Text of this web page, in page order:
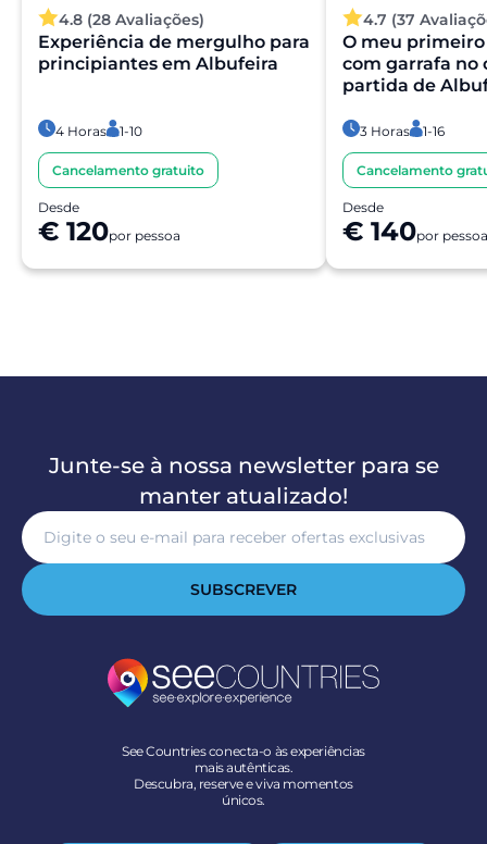
4.8 (28 Avaliações)
Experiência de mergulho para
principiantes em Albufeira
4 Horas 1-10
Cancelamento gratuito
Desde
€ 120por pessoa
4.7 (37
O meu
com garrafa no
partida de
3 Horas 1-16
Cancelamento
Desde
€ 140por pessoa
Junte-se à nossa newsletter para se
manter atualizado!
SUBSCREVER
See Countries conecta-o às experiências
mais autênticas.
Descubra, reserve e viva momentos
únicos.